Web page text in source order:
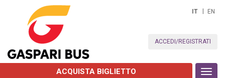
ACCEDI/REGISTRATI
IT EN
ACQUISTA BIGLIETTO